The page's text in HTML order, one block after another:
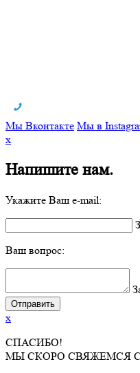
Мы Вконтакте Мы в
x
Напишите нам.
Укажите Ваш e-mail:
Ваш вопрос:
x
СПАСИБО!
МЫ СКОРО СВЯЖЕМСЯ